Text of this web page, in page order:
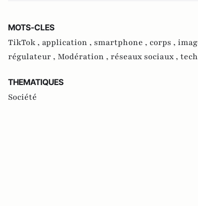
MOTS-CLES
TikTok , application , smartphone , corps ,
régulateur , Modération , réseaux sociaux ,
THEMATIQUES
Société